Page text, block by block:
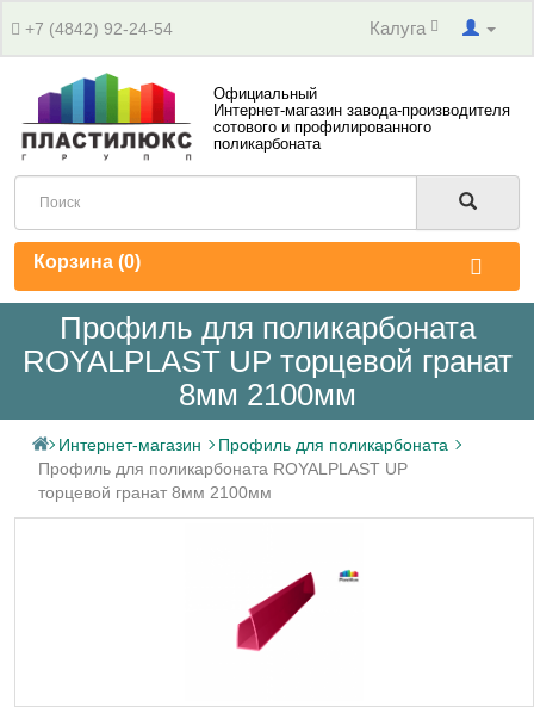
+7 (4842) 92-24-54 Калуга
Официальный
Интернет-магазин завода-производителя
сотового и профилированного
поликарбоната
Корзина (0)
Профиль для поликарбоната
ROYALPLAST UP торцевой гранат
8мм 2100мм
Интернет-магазин
Профиль для поликарбоната
Профиль для поликарбоната ROYALPLAST UP
торцевой гранат 8мм 2100мм